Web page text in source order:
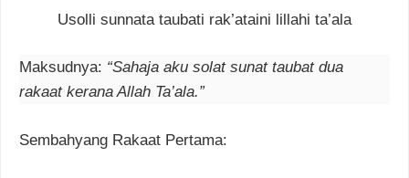
Usolli sunnata taubati rak’ataini lillahi ta’ala
Maksudnya: “Sahaja aku solat sunat taubat dua
rakaat kerana Allah Ta’ala.”
Sembahyang Rakaat Pertama: